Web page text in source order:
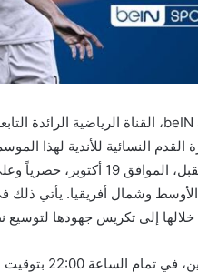
إلى تكريس جهودها لتوسيع
يمكن